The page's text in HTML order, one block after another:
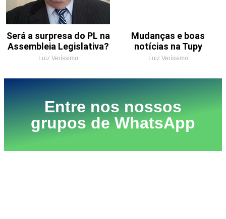
Será a surpresa do PL na
Assembleia Legislativa?
Luiz Veríssimo
Mudanças e boas
notícias na Tupy
Luiz Veríssimo
Entre nos nossos
grupos de WhatsApp